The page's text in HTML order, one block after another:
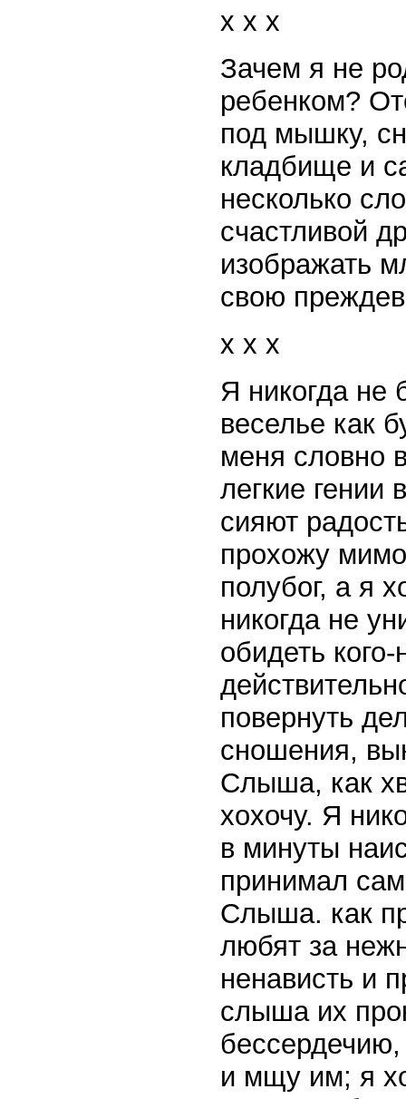
x x x
Зачем я не
ребенком?
под мышку,
кладбище и
несколько
счастливой
изображать
свою
x x x
Я никогда
веселье как
меня словно
легкие гении
сияют
прохожу
полубог, а я
никогда не
обидеть
повернуть
сношения,
Слыша, как
хохочу. Я
в минуты
принимал
Слыша. как
любят за
ненависть и
слыша их
и мщу им; я